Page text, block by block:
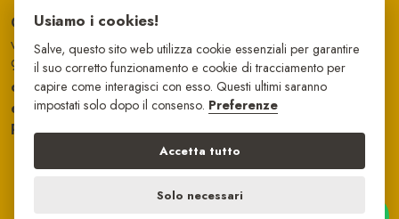
Campo di Papi srl
via Giovanni Falcone, 88
97100 Ragusa
cell
329 066 3987
e-mail info@campodipapi.it
P. IVA 01732680887
Usiamo i cookies!
Salve, questo sito web utilizza cookie essenziali per garantire
il suo corretto funzionamento e cookie di tracciamento per
capire come interagisci con esso. Questi ultimi saranno
impostati solo dopo il consenso. Preferenze
Accetta tutto
Solo necessari